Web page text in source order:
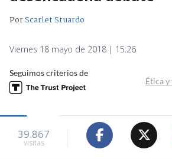
PorScarlet Stuardo
Viernes 18 mayo de 2018 | 15:26
Seguimos criterios de
Ética y
39.867
visitas